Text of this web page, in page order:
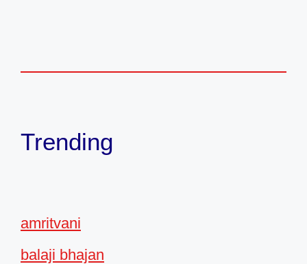
Trending
amritvani
balaji bhajan